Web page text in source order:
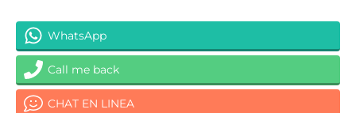
WhatsApp
Call me back
CHAT EN LINEA